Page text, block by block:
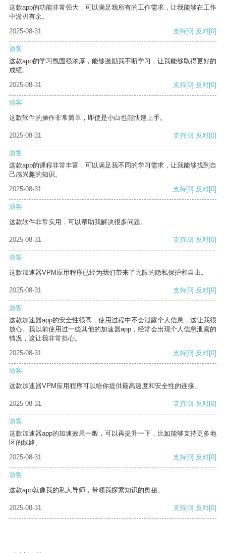
这款app的功能非常强大，可以满足我所有的工作需求，让我能够在工作
中游刃有余。
2025-08-31
支持[0] 反对[0]
游客
这款app的学习氛围很浓厚，能够激励我不断学习，让我能够取得更好的
成绩。
2025-08-31
支持[0] 反对[0]
游客
这款软件的操作非常简单，即使是小白也能快速上手。
2025-08-31 支持[0] 反对[0]
游客
这款app的课程非常丰富，可以满足我不同的学习需求，让我能够找到自
己感兴趣的知识。
2025-08-31
支持[0] 反对[0]
游客
这款软件非常实用，可以帮助我解决很多问题。
2025-08-31 支持[0] 反对[0]
游客
这款加速器VPM应用程序已经为我们带来了无限的隐私保护和自由。
2025-08-31 支持[0] 反对[0]
游客
这款加速器app的安全性很高，使用过程中不会泄露个人信息，这让我很
放心。我以前使用过一些其他的加速器app，经常会出现个人信息泄露的
情况，这让我非常担心。
2025-08-31
支持[0] 反对[0]
游客
这款加速器VPM应用程序可以给你提供最高速度和安全性的连接。
2025-08-31 支持[0] 反对[0]
游客
这款加速器app的加速效果一般，可以再提升一下，比如能够支持更多地
区的线路。
2025-08-31
支持[0] 反对[0]
游客
这款app就像我的私人导师，带领我探索知识的奥秘。
2025-08-31 支持[0] 反对[0]